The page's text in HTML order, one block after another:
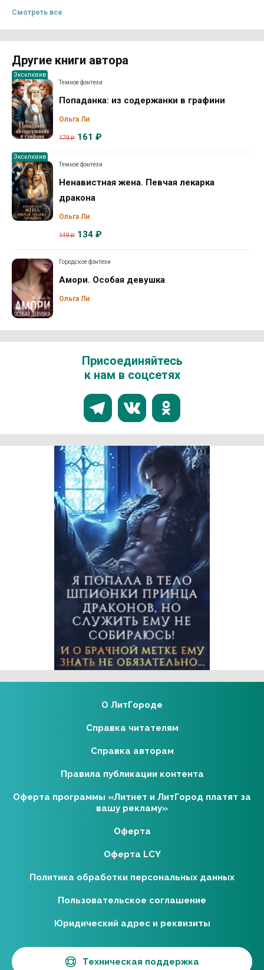
Смотреть все
Другие книги автора
Эксклюзив
Темное фэнтези
Попаданка: из содержанки в графини
Ольга Ли
179 ₽ 161 ₽
Эксклюзив
Темное фэнтези
Ненавистная жена. Певчая лекарка
дракона
Ольга Ли
149 ₽ 134 ₽
Городское фэнтези
Амори. Особая девушка
Ольга Ли
Присоединяйтесь
к нам в соцсетях
Реклама 16+ АО «ЛитГород»
О ЛитГороде
Справка читателям
Справка авторам
Правила публикации контента
Оферта программы «Литнет и ЛитГород платят за
вашу рекламу»
Оферта
Оферта LCY
Политика обработки персональных данных
Пользовательское соглашение
Юридический адрес и реквизиты
Техническая поддержка